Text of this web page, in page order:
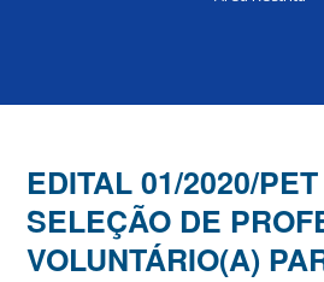
EDITAL 01/2020/
SELEÇÃO DE
VOLUNTÁRIO(A)